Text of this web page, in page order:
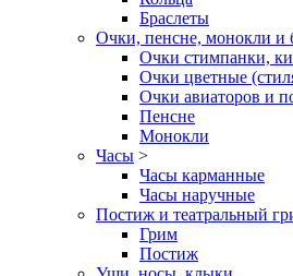
Браслеты
Очки, пенсне, монокли и
Очки стимпанки,
Очки цветные
Очки авиаторов и
Пенсне
Монокли
Часы >
Часы карманные
Часы наручные
Постиж и театральный
Грим
Постиж